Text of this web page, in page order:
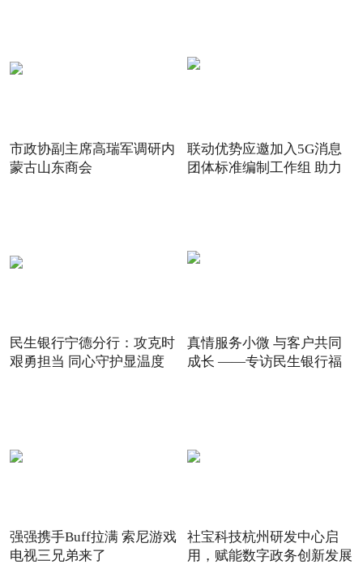
市政协副主席高瑞军调研内
蒙古山东商会
联动优势应邀加入5G消息
团体标准编制工作组 助力
民生银行宁德分行：攻克时
艰勇担当 同心守护显温度
真情服务小微 与客户共同
成长 ——专访民生银行福
强强携手Buff拉满 索尼游戏
电视三兄弟来了
社宝科技杭州研发中心启
用，赋能数字政务创新发展